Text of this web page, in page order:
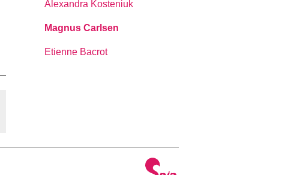
Alexandra Kosteniuk
Magnus Carlsen
Etienne Bacrot